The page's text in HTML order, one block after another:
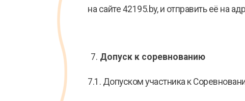
на сайте 42195.by, и отправить её на
Допуск к соревнованию
7.1. Допуском участника к